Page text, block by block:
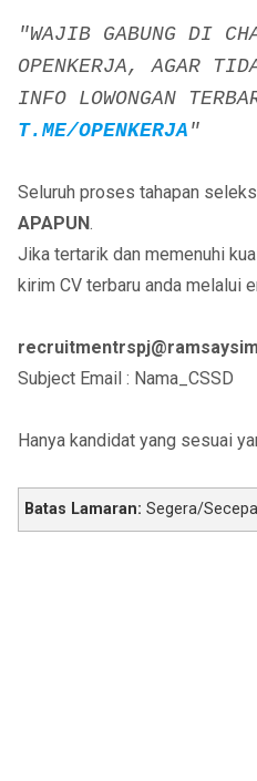
"WAJIB GABUNG DI
OPENKERJA, AGAR
INFO LOWONGAN
T.ME/OPENKERJA "
Seluruh proses tahapan
APAPUN.
Jika tertarik dan memenuhi
kirim CV terbaru anda melalui
Subject Email : Nama_CSSD
Hanya kandidat yang sesuai
Batas Lamaran: Segera/